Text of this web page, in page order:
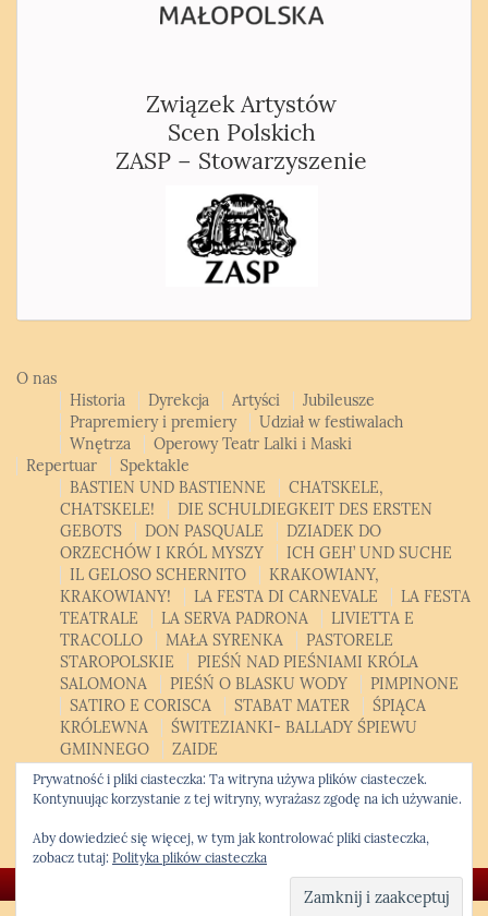
Związek Artystów
Scen Polskich
ZASP – Stowarzyszenie
O nas
Historia
Dyrekcja Artyści
Jubileusze
Prapremiery i premiery
Udział w festiwalach
Wnętrza
Operowy Teatr Lalki i Maski
Repertuar
Spektakle
BASTIEN UND BASTIENNE
CHATSKELE,
CHATSKELE!
DIE SCHULDIEGKEIT DES ERSTEN
GEBOTS
DON PASQUALE
DZIADEK DO
ORZECHÓW I KRÓL MYSZY
ICH GEH’ UND SUCHE
IL GELOSO SCHERNITO
KRAKOWIANY,
KRAKOWIANY!
LA FESTA DI CARNEVALE
LA FESTA
TEATRALE
LA SERVA PADRONA
LIVIETTA E
TRACOLLO
MAŁA SYRENKA
PASTORELE
STAROPOLSKIE
PIEŚŃ NAD PIEŚNIAMI KRÓLA
SALOMONA
PIEŚŃ O BLASKU WODY
PIMPINONE
SATIRO E CORISCA
STABAT MATER
ŚPIĄCA
KRÓLEWNA
ŚWITEZIANKI- BALLADY ŚPIEWU
GMINNEGO
ZAIDE
Patroni, sponsorzy, partnerzy
Bilety Kontakt
Polski
English
Krakowski Kurs Altówkowy
Krakowska Opera Kameralna
Prywatność i pliki ciasteczka: Ta witryna używa plików ciasteczek.
Kontynuując korzystanie z tej witryny, wyrażasz zgodę na ich używanie.
Aby dowiedzieć się więcej, w tym jak kontrolować pliki ciasteczka,
zobacz tutaj: Polityka plików ciasteczka